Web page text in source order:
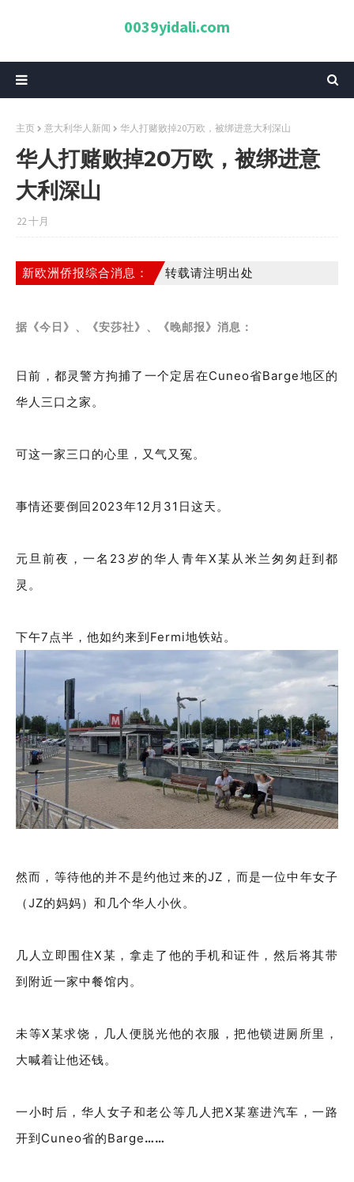
0039yidali.com
主页 意大利华人新闻 华人打赌败掉20万欧，被绑进意大利深山
华人打赌败掉20万欧，被绑进意
大利深山
22 十月
新欧洲侨报综合消息： 转载请注明出处
据《今日》、《安莎社》、《晚邮报》消息：
日前，都灵警方拘捕了一个定居在Cuneo省Barge地区的
华人三口之家。
可这一家三口的心里，又气又冤。
事情还要倒回2023年12月31日这天。
元旦前夜，一名23岁的华人青年X某从米兰匆匆赶到都
灵。
下午7点半，他如约来到Fermi地铁站。
然而，等待他的并不是约他过来的JZ，而是一位中年女子
（JZ的妈妈）和几个华人小伙。
几人立即围住X某，拿走了他的手机和证件，然后将其带
到附近一家中餐馆内。
未等X某求饶，几人便脱光他的衣服，把他锁进厕所里，
大喊着让他还钱。
一小时后，华人女子和老公等几人把X某塞进汽车，一路
开到Cuneo省的Barge……